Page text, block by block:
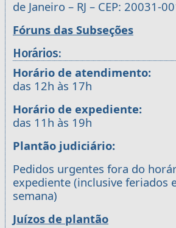
de Janeiro – RJ – CEP: 20031-
Fóruns das Subseções
Horários:
Horário de atendimento:
das 12h às 17h
Horário de expediente:
das 11h às 19h
Plantão judiciário:
Pedidos urgentes fora do
expediente (inclusive feriados
semana)
Juízos de plantão